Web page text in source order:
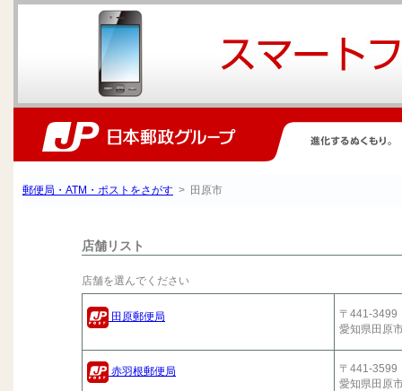
郵便局・ATM・ポストをさがす > 田原市
店舗リスト
店舗を選んでください
田原郵便局
〒441-3499
愛知県田原
赤羽根郵便局
〒441-3599
愛知県田原